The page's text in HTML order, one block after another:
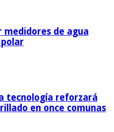
de agua
tecnología reforzará
en once comunas